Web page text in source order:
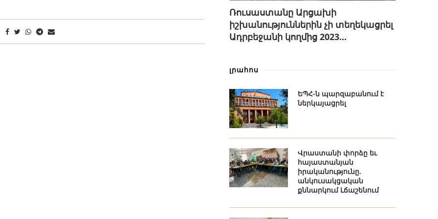
Ռուսաստանը Արցախի
իշխանություններին չի տեղեկացրել
Ադրբեջանի կողմից 2023...
լրահոս
ԵՊՀ-ն պարզաբանում է
ներկայացրել
Վրաստանի փորձը եւ
հայաստանյան
իրականությունը.
անկուսակցական
քննարկում Լճաշենում